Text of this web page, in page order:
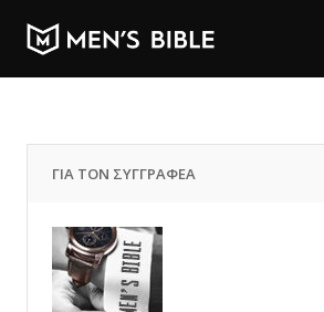
ΓΙΑ ΤΟΝ ΣΥΓΓΡΑΦΕΑ